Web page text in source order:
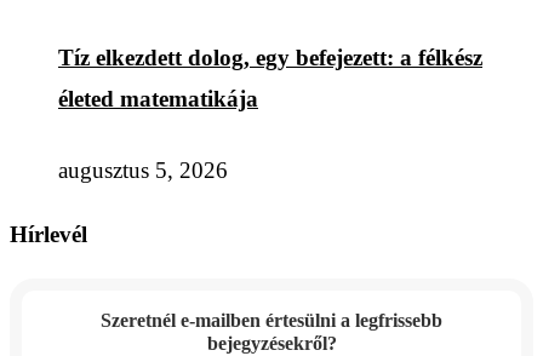
Tíz elkezdett dolog, egy befejezett: a félkész
életed matematikája
augusztus 5, 2026
Hírlevél
Szeretnél e-mailben értesülni a legfrissebb
bejegyzésekről?